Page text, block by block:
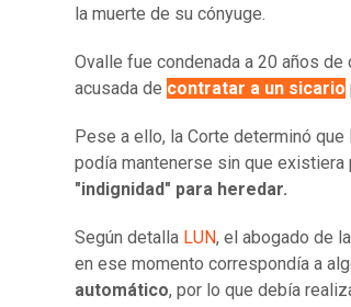
la muerte de su cónyuge.
Ovalle fue condenada a 20 años
acusada de contratar a un sicario
Pese a ello, la Corte determinó
podía mantenerse sin que existiera
"indignidad" para heredar.
Según detalla LUN, el abogado de
en ese momento correspondía a
automático, por lo que debía